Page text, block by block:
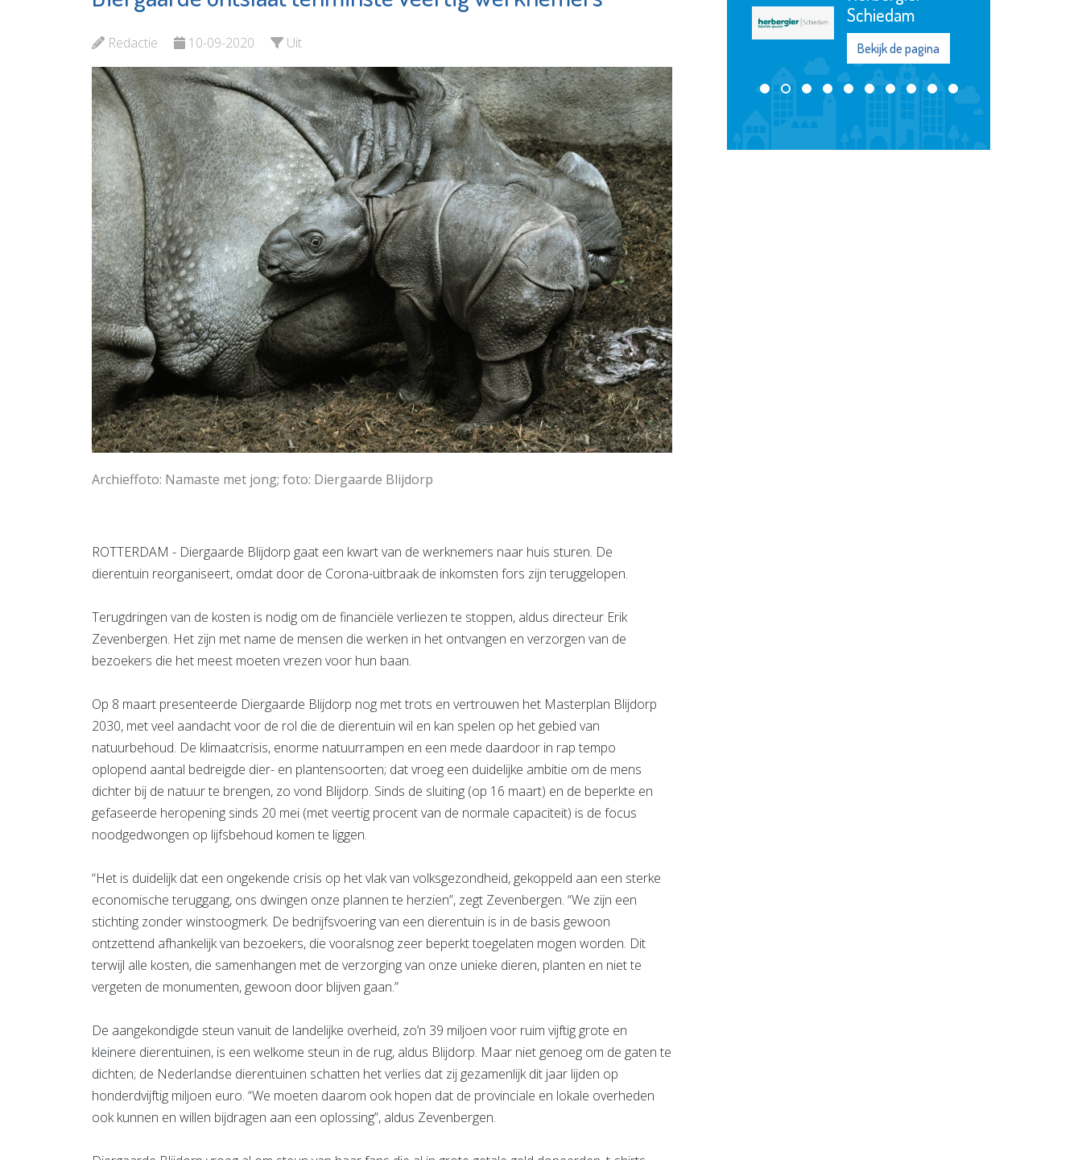
Redactie 10-09-2020 Uit
Archieffoto: Namaste met jong; foto: Diergaarde Blijdorp
ROTTERDAM - Diergaarde Blijdorp gaat een kwart van de werknemers naar huis sturen. De
dierentuin reorganiseert, omdat door de Corona-uitbraak de inkomsten fors zijn teruggelopen.
Terugdringen van de kosten is nodig om de financiële verliezen te stoppen, aldus directeur Erik
Zevenbergen. Het zijn met name de mensen die werken in het ontvangen en verzorgen van de
bezoekers die het meest moeten vrezen voor hun baan.
Op 8 maart presenteerde Diergaarde Blijdorp nog met trots en vertrouwen het Masterplan Blijdorp
2030, met veel aandacht voor de rol die de dierentuin wil en kan spelen op het gebied van
natuurbehoud. De klimaatcrisis, enorme natuurrampen en een mede daardoor in rap tempo
oplopend aantal bedreigde dier- en plantensoorten; dat vroeg een duidelijke ambitie om de mens
dichter bij de natuur te brengen, zo vond Blijdorp. Sinds de sluiting (op 16 maart) en de beperkte en
gefaseerde heropening sinds 20 mei (met veertig procent van de normale capaciteit) is de focus
noodgedwongen op lijfsbehoud komen te liggen.
“Het is duidelijk dat een ongekende crisis op het vlak van volksgezondheid, gekoppeld aan een sterke
economische teruggang, ons dwingen onze plannen te herzien”, zegt Zevenbergen. “We zijn een
stichting zonder winstoogmerk. De bedrijfsvoering van een dierentuin is in de basis gewoon
ontzettend afhankelijk van bezoekers, die vooralsnog zeer beperkt toegelaten mogen worden. Dit
terwijl alle kosten, die samenhangen met de verzorging van onze unieke dieren, planten en niet te
vergeten de monumenten, gewoon door blijven gaan.”
De aangekondigde steun vanuit de landelijke overheid, zo’n 39 miljoen voor ruim vijftig grote en
kleinere dierentuinen, is een welkome steun in de rug, aldus Blijdorp. Maar niet genoeg om de gaten te
dichten; de Nederlandse dierentuinen schatten het verlies dat zij gezamenlijk dit jaar lijden op
honderdvijftig miljoen euro. “We moeten daarom ook hopen dat de provinciale en lokale overheden
ook kunnen en willen bijdragen aan een oplossing”, aldus Zevenbergen.
Bekijk de pagina
Schiedam
Spieringshoek
Bekijk de pagina